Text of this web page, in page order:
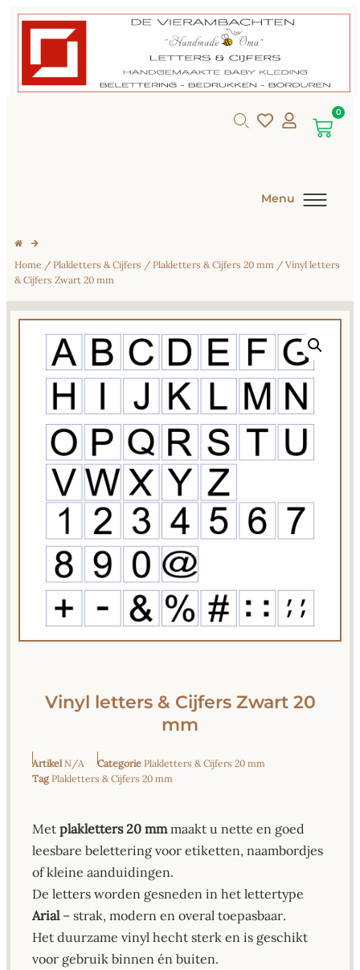
0
Menu
Home / Plakletters & Cijfers / Plakletters & Cijfers 20 mm / Vinyl letters
& Cijfers Zwart 20 mm
Vinyl letters & Cijfers Zwart 20
mm
Artikel N/A Categorie Plakletters & Cijfers 20 mm
Tag Plakletters & Cijfers 20 mm
Met plakletters 20 mmmaakt u nette en goed
leesbare belettering voor etiketten, naambordjes
of kleine aanduidingen.
De letters worden gesneden in het lettertype
Arial– strak, modern en overal toepasbaar.
Het duurzame vinyl hecht sterk en is geschikt
voor gebruik binnen én buiten.